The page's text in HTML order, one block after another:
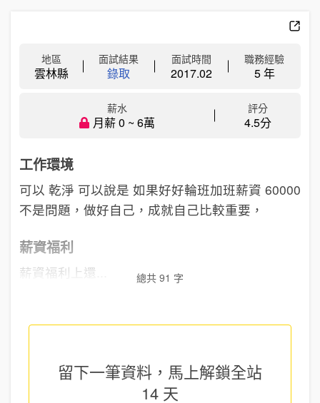
地區
雲林縣
面試結果
錄取
面試時間
2017.02
職務經驗
5 年
薪水
月薪 0 ~ 6萬
評分
4.5分
工作環境
可以 乾淨 可以說是 如果好好輪班加班薪資 60000
不是問題，做好自己，成就自己比較重要，
薪資福利
薪資福利上還... 總共 91 字
留下一筆資料，馬上解鎖全站
14 天